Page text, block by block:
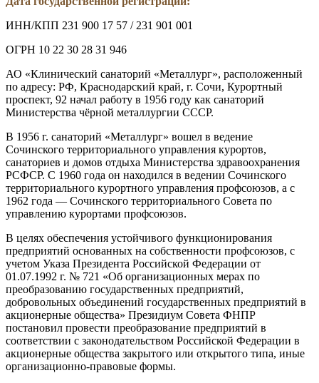
ИНН/КПП 231 900 17 57 / 231 901 001
ОГРН 10 22 30 28 31 946
АО «Клинический санаторий «Металлург», расположенный
по адресу: РФ, Краснодарский край, г. Сочи, Курортный
проспект, 92 начал работу в 1956 году как санаторий
Министерства чёрной металлургии СССР.
В 1956 г. санаторий «Металлург» вошел в ведение
Сочинского территориального управления курортов,
санаториев и домов отдыха Министерства здравоохранения
РСФСР. С 1960 года он находился в ведении Сочинского
территориального курортного управления профсоюзов, а с
1962 года — Сочинского территориального Совета по
управлению курортами профсоюзов.
В целях обеспечения устойчивого функционирования
предприятий основанных на собственности профсоюзов, с
учетом Указа Президента Российской Федерации от
01.07.1992 г. № 721 «Об организационных мерах по
преобразованию государственных предприятий,
добровольных объединений государственных предприятий в
акционерные общества» Президиум Совета ФНПР
постановил провести преобразование предприятий в
соответствии с законодательством Российской Федерации в
акционерные общества закрытого или открытого типа, иные
организационно-правовые формы.